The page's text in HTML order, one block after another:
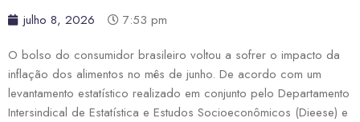
julho 8, 2026
7:53 pm
O bolso do consumidor brasileiro voltou a sofrer o impacto da
inflação dos alimentos no mês de junho. De acordo com um
levantamento estatístico realizado em conjunto pelo Departamento
Intersindical de Estatística e Estudos Socioeconômicos (Dieese) e